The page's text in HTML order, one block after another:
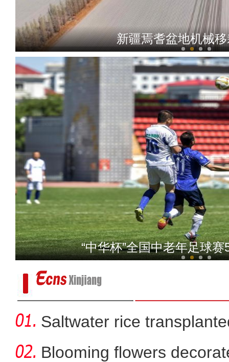
新疆焉耆盆地机械
新疆吉木萨尔：15万余头牲
“中华杯”全国中老年足球
Saltwater rice
Blooming flowers